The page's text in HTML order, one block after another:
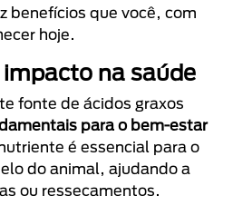
benefícios que você, com
hoje.
na saúde
fonte de ácidos graxos
para o bem-estar
é essencial para o
do animal, ajudando a
ou ressecamentos.